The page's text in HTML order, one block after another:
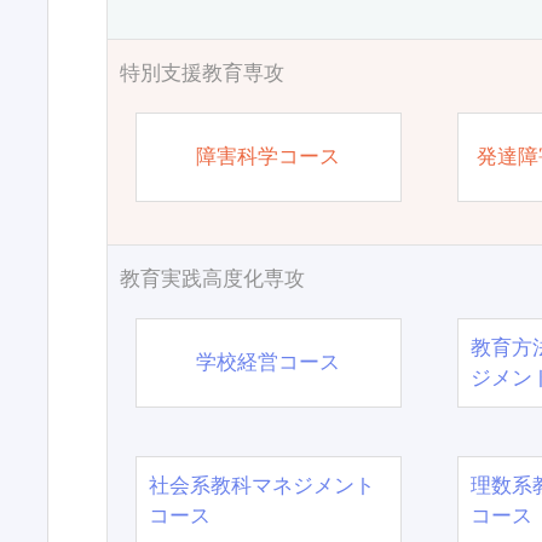
特別支援教育専攻
障害科学コース 発達
教育実践高度化専攻
学校経営コース
教育方
ジメン
社会系教科マネジメント
コース
理数系
コース